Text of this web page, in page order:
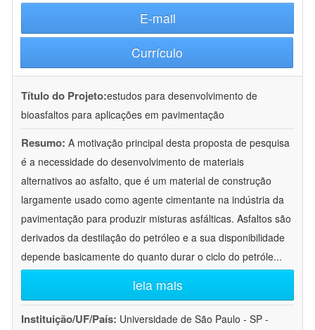
E-mail
Currículo
Título do Projeto:estudos para desenvolvimento de
bioasfaltos para aplicações em pavimentação
Resumo: A motivação principal desta proposta de pesquisa
é a necessidade do desenvolvimento de materiais
alternativos ao asfalto, que é um material de construção
largamente usado como agente cimentante na indústria da
pavimentação para produzir misturas asfálticas. Asfaltos são
derivados da destilação do petróleo e a sua disponibilidade
depende basicamente do quanto durar o ciclo do petróle...
leia mais
Instituição/UF/País: Universidade de São Paulo - SP -